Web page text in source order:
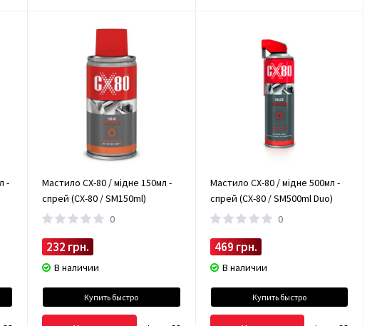
-
Мастило CX-80 / мідне 150мл -
спрей (CX-80 / SM150ml)
0
232 грн.
В наличии
Купить быстро
Мастило CX-80 / мідне 500мл -
спрей (CX-80 / SM500ml Duo)
0
469 грн.
В наличии
Купить быстро